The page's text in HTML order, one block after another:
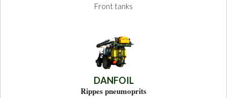
Front tanks
DANFOIL
Rippes pneumoprits